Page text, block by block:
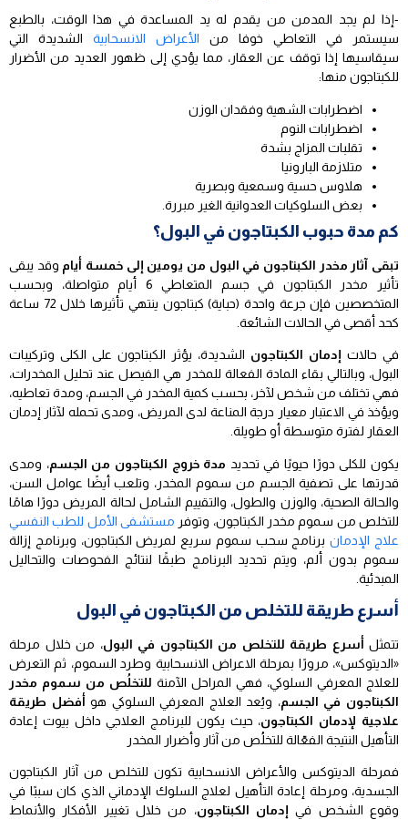
-إذا لم يجد المدمن من يقدم له يد المساعدة في هذا الوقت، بالطبع
سيستمر في التعاطي خوفا من الأعراض الانسحابية الشديدة التي
سيقاسيها إذا توقف عن العقار، مما يؤدي إلى ظهور العديد من الأضرار
للكبتاجون منها:
اضطرابات الشهية وفقدان الوزن
اضطرابات النوم
تقلبات المزاج بشدة
متلازمة البارونيا
هلاوس حسية وسمعية وبصرية
بعض السلوكيات العدوانية الغير مبررة.
كم مدة حبوب الكبتاجون في البول؟
تبقى آثار مخدر الكبتاجون في البول من يومين إلى خمسة أيام وقد يبقى
تأثير مخدر الكبتاجون في جسم المتعاطي 6 أيام متواصلة، وبحسب
المتخصصين فإن جرعة واحدة (حباية) كبتاجون ينتهي تأثيرها خلال 72 ساعة
كحد أقصى في الحالات الشائعة.
في حالات إدمان الكبتاجون الشديدة، يؤثر الكبتاجون على الكلى وتركيبات
البول، وبالتالي بقاء المادة الفعالة للمخدر هي الفيصل عند تحليل المخدرات،
فهي تختلف من شخص لآخر، بحسب كمية المخدر في الجسم، ومدة تعاطيه،
ويؤخذ في الاعتبار معيار درجة المناعة لدى المريض، ومدى تحمله لآثار إدمان
العقار لفترة متوسطة أو طويلة.
يكون للكلى دورًا حيويًا في تحديد مدة خروج الكبتاجون من الجسم، ومدى
قدرتها على تصفية الجسم من سموم المخدر، وتلعب أيضًا عوامل السن،
والحالة الصحية، والوزن والطول، والتقييم الشامل لحالة المريض دورًا هامًا
للتخلص من سموم مخدر الكبتاجون، وتوفر مستشفى الأمل للطب النفسي
علاج الإدمانبرنامج سحب سموم سريع لمريض الكبتاجون، وبرنامج إزالة
سموم بدون ألم، ويتم تحديد البرنامج طبقًا لنتائج الفحوصات والتحاليل
المبدئية.
أسرع طريقة للتخلص من الكبتاجون في البول
تتمثل أسرع طريقة للتخلص من الكبتاجون في البول، من خلال مرحلة
«الديتوكس»، مرورًا بمرحلة الاعراض الانسحابية وطرد السموم، ثم التعرض
للعلاج المعرفي السلوكي، فهي المراحل الآمنة للتخلُص من سموم مخدر
الكبتاجون في الجسم، ويُعد العلاج المعرفي السلوكي هو أفضل طريقة
علاجية لإدمان الكبتاجون، حيث يكون للبرنامج العلاجي داخل بيوت إعادة
التأهيل النتيجة الفعّالة للتخلُص من آثار وأضرار المخدر
فمرحلة الديتوكس والأعراض الانسحابية تكون للتخلص من آثار الكبتاجون
الجسدية، ومرحلة إعادة التأهيل لعلاج السلوك الإدماني الذي كان سببًا في
وقوع الشخص في إدمان الكبتاجون، من خلال تغيير الأفكار والأنماط